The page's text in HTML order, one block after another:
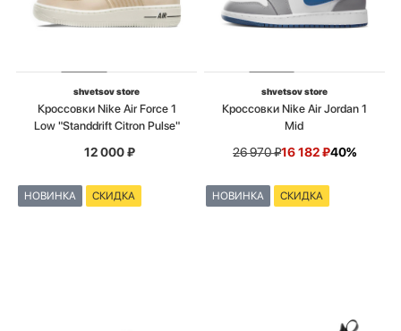
shvetsov store
Кроссовки Nike Air Force 1
Low "Standdrift Citron Pulse"
12 000₽
shvetsov store
Кроссовки Nike Air Jordan 1
Mid
26 970₽16 182₽40%
НОВИНКА СКИДКА НОВИНКА СКИДКА